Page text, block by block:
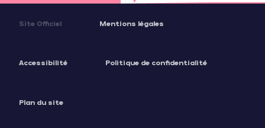
Site Officiel Mentions légales
Accessibilité Politique de confidentialité
Plan du site